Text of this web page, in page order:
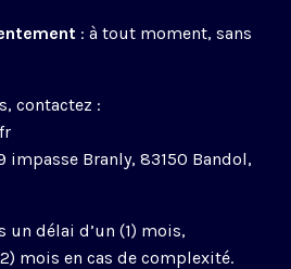
: à tout moment, sans
contactez :
impasse Branly, 83150 Bandol,
un délai d’un (1) mois,
mois en cas de complexité.